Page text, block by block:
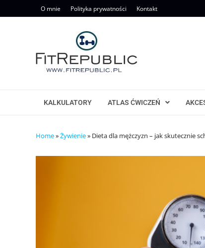
to
O mnie Polityka prywatności Kontakt
KALKULATORY ATLAS ĆWICZEŃ
Home»Żywienie» Dieta dla mężczyzn – jak skutecznie